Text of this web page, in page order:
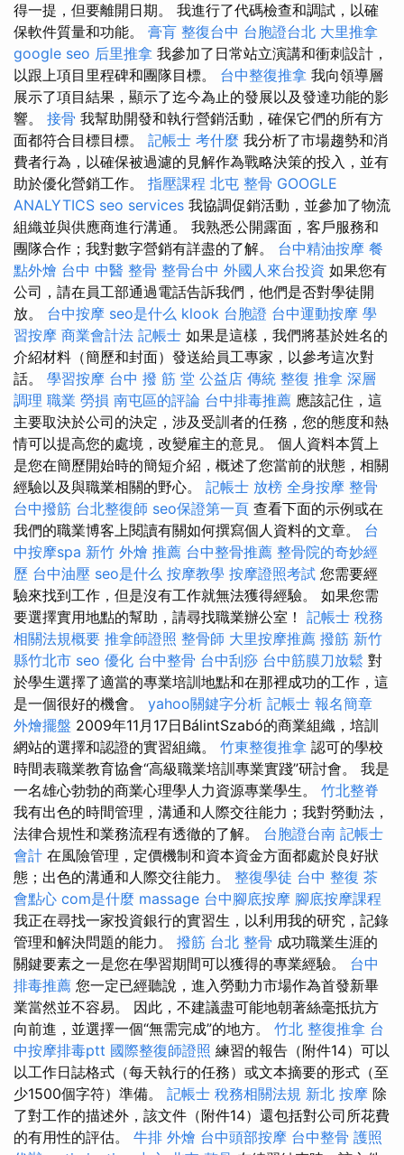
得一提，但要離開日期。 我進行了代碼檢查和調試，以確
保軟件質量和功能。 膏肓 整復台中 台胞證台北 大里推拿
google seo 后里推拿 我參加了日常站立演講和衝刺設計，
以跟上項目里程碑和團隊目標。 台中整復推拿 我向領導層
展示了項目結果，顯示了迄今為止的發展以及發達功能的影
響。 接骨 我幫助開發和執行營銷活動，確保它們的所有方
面都符合目標目標。 記帳士 考什麼 我分析了市場趨勢和消
費者行為，以確保被過濾的見解作為戰略決策的投入，並有
助於優化營銷工作。 指壓課程 北屯 整骨 GOOGLE
ANALYTICS seo services 我協調促銷活動，並參加了物流
組織並與供應商進行溝通。 我熟悉公開露面，客戶服務和
團隊合作；我對數字營銷有詳盡的了解。 台中精油按摩 餐
點外燴 台中 中醫 整骨 整骨台中 外國人來台投資 如果您有
公司，請在員工部通過電話告訴我們，他們是否對學徒開
放。 台中按摩 seo是什么 klook 台胞證 台中運動按摩 學
習按摩 商業會計法 記帳士 如果是這樣，我們將基於姓名的
介紹材料（簡歷和封面）發送給員工專家，以參考這次對
話。 學習按摩 台中 撥 筋 堂 公益店 傳統 整復 推拿 深層
調理 職業 勞損 南屯區的評論 台中排毒推薦 應該記住，這
主要取決於公司的決定，涉及受訓者的任務，您的態度和熱
情可以提高您的處境，改變雇主的意見。 個人資料本質上
是您在簡歷開始時的簡短介紹，概述了您當前的狀態，相關
經驗以及與職業相關的野心。 記帳士 放榜 全身按摩 整骨
台中撥筋 台北整復師 seo保證第一頁 查看下面的示例或在
我們的職業博客上閱讀有關如何撰寫個人資料的文章。 台
中按摩spa 新竹 外燴 推薦 台中整骨推薦 整骨院的奇妙經
歷 台中油壓 seo是什么 按摩教學 按摩證照考試 您需要經
驗來找到工作，但是沒有工作就無法獲得經驗。 如果您需
要選擇實用地點的幫助，請尋找職業辦公室！ 記帳士 稅務
相關法規概要 推拿師證照 整骨師 大里按摩推薦 撥筋 新竹
縣竹北市 seo 優化 台中整骨 台中刮痧 台中筋膜刀放鬆 對
於學生選擇了適當的專業培訓地點和在那裡成功的工作，這
是一個很好的機會。 yahoo關鍵字分析 記帳士 報名簡章
外燴擺盤 2009年11月17日BálintSzabó的商業組織，培訓
網站的選擇和認證的實習組織。 竹東整復推拿 認可的學校
時間表職業教育協會“高級職業培訓專業實踐”研討會。 我是
一名雄心勃勃的商業心理學人力資源專業學生。 竹北整脊
我有出色的時間管理，溝通和人際交往能力；我對勞動法，
法律合規性和業務流程有透徹的了解。 台胞證台南 記帳士
會計 在風險管理，定價機制和資本資金方面都處於良好狀
態；出色的溝通和人際交往能力。 整復學徒 台中 整復 茶
會點心 com是什麼 massage 台中腳底按摩 腳底按摩課程
我正在尋找一家投資銀行的實習生，以利用我的研究，記錄
管理和解決問題的能力。 撥筋 台北 整骨 成功職業生涯的
關鍵要素之一是您在學習期間可以獲得的專業經驗。 台中
排毒推薦 您一定已經聽說，進入勞動力市場作為首發新畢
業當然並不容易。 因此，不建議盡可能地朝著絲毫抵抗方
向前進，並選擇一個“無需完成”的地方。 竹北 整復推拿 台
中按摩排毒ptt 國際整復師證照 練習的報告（附件14）可以
以工作日誌格式（每天執行的任務）或文本摘要的形式（至
少1500個字符）準備。 記帳士 稅務相關法規 新北 按摩 除
了對工作的描述外，該文件（附件14）還包括對公司所花費
的有用性的評估。 牛排 外燴 台中頭部按摩 台中整骨 護照